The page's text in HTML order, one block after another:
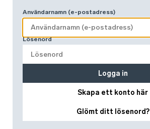
Användarnamn (e-postadress)
Lösenord
Skapa ett konto här
Glömt ditt lösenord?
Logga in